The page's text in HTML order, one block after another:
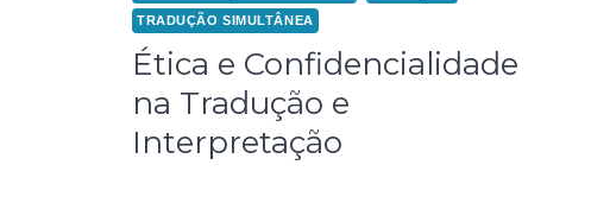
TRADUÇÃO SIMULTÂNEA
Ética e Confidencialidade
na Tradução e
Interpretação